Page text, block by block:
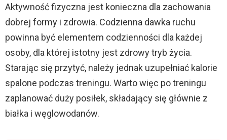
Aktywność fizyczna jest konieczna dla zachowania
dobrej formy i zdrowia. Codzienna dawka ruchu
powinna być elementem codzienności dla każdej
osoby, dla której istotny jest zdrowy tryb życia.
Starając się przytyć, należy jednak uzupełniać kalorie
spalone podczas treningu. Warto więc po treningu
zaplanować duży posiłek, składający się głównie z
białka i węglowodanów.